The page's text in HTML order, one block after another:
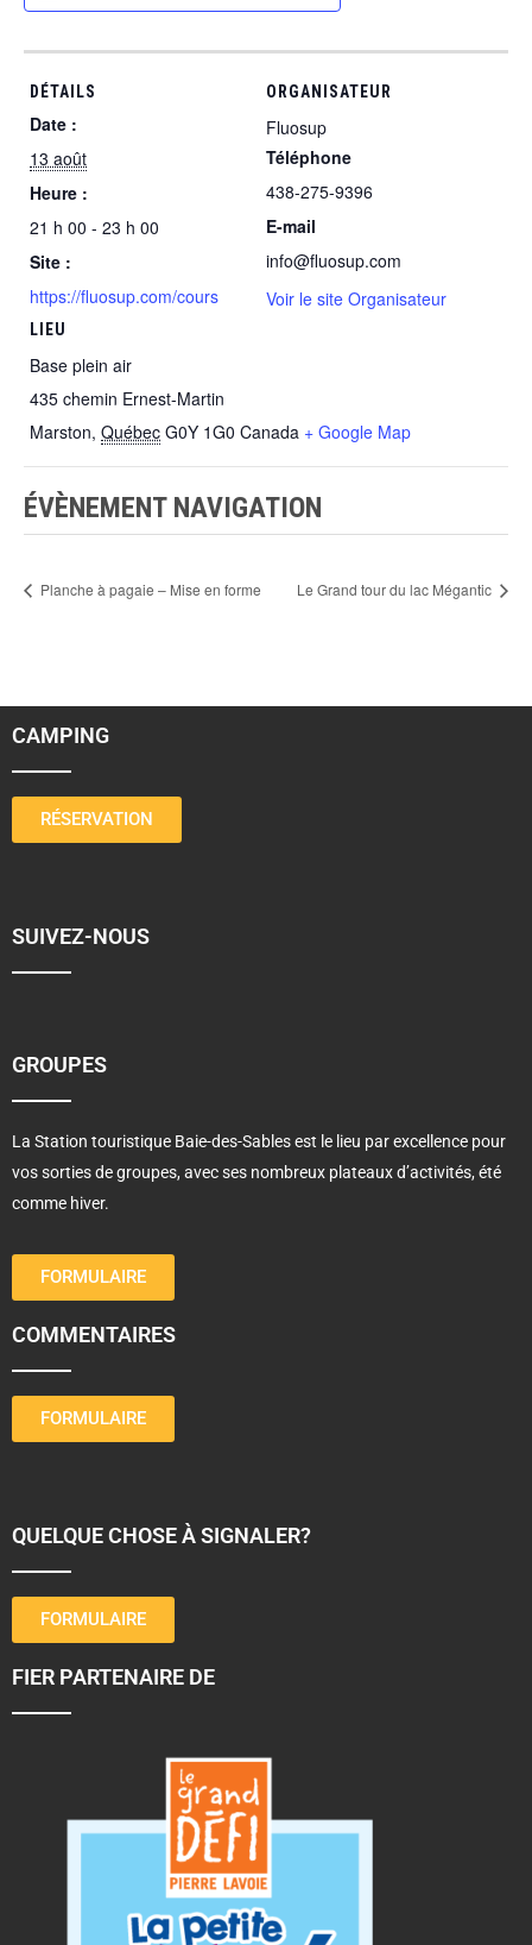
DÉTAILS
Date :
13 août
Heure :
21 h 00 - 23 h 00
Site :
https://fluosup.com/cours
LIEU
Base plein air
435 chemin Ernest-Martin
Marston, Québec G0Y 1G0 Canada + Google Map
ORGANISATEUR
Fluosup
Téléphone
438-275-9396
E-mail
info@fluosup.com
Voir le site Organisateur
ÉVÈNEMENT NAVIGATION
Planche à pagaie – Mise en forme Le Grand tour du lac Mégantic
CAMPING
RÉSERVATION
SUIVEZ-NOUS
GROUPES
La Station touristique Baie-des-Sables est le lieu par excellence pour
vos sorties de groupes, avec ses nombreux plateaux d’activités, été
comme hiver.
FORMULAIRE
COMMENTAIRES
FORMULAIRE
QUELQUE CHOSE À SIGNALER?
FORMULAIRE
FIER PARTENAIRE DE